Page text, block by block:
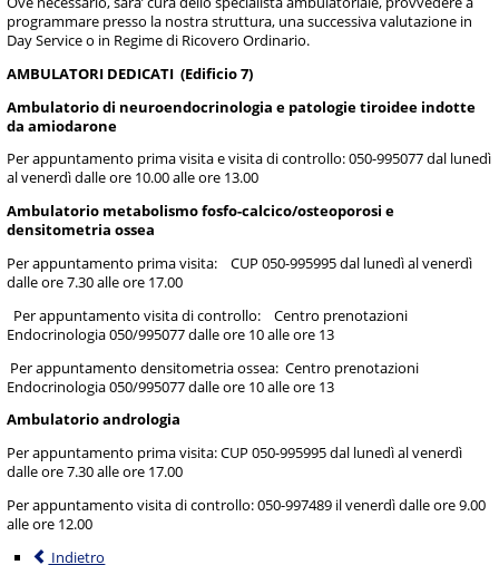
programmare presso la nostra struttura, una successiva valutazione in
Day Service o in Regime di Ricovero Ordinario.
AMBULATORI DEDICATI (Edificio 7)
Ambulatorio di neuroendocrinologia e patologie tiroidee indotte
da amiodarone
Per appuntamento prima visita e visita di controllo: 050-995077 dal lunedì
al venerdì dalle ore 10.00 alle ore 13.00
Ambulatorio metabolismo fosfo-calcico/osteoporosi e
densitometria ossea
Per appuntamento prima visita: CUP 050-995995 dal lunedì al venerdì
dalle ore 7.30 alle ore 17.00
Per appuntamento visita di controllo: Centro prenotazioni
Endocrinologia 050/995077 dalle ore 10 alle ore 13
Per appuntamento densitometria ossea: Centro prenotazioni
Endocrinologia 050/995077 dalle ore 10 alle ore 13
Ambulatorio andrologia
Per appuntamento prima visita: CUP 050-995995 dal lunedì al venerdì
dalle ore 7.30 alle ore 17.00
Per appuntamento visita di controllo: 050-997489 il venerdì dalle ore 9.00
alle ore 12.00
Indietro